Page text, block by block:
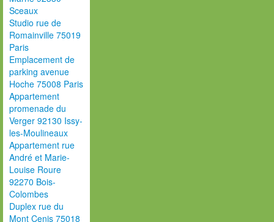
Sceaux
Studio rue de
Romainville 75019
Paris
Emplacement de
parking avenue
Hoche 75008 Paris
Appartement
promenade du
Verger 92130 Issy-
les-Moulineaux
Appartement rue
André et Marie-
Louise Roure
92270 Bois-
Colombes
Duplex rue du
Mont Cenis 75018